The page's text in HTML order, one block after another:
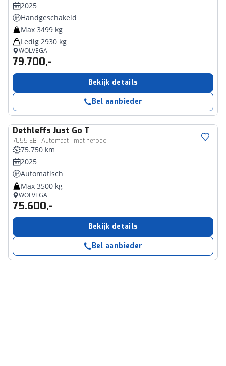
2025
Handgeschakeld
Max 3499 kg
Ledig 2930 kg
WOLVEGA
79.700,-
Bekijk details
Bel aanbieder
Dethleffs Just Go T
7055 EB - Automaat - met hefbed
75.750 km
2025
Automatisch
Max 3500 kg
WOLVEGA
75.600,-
Bekijk details
Bel aanbieder